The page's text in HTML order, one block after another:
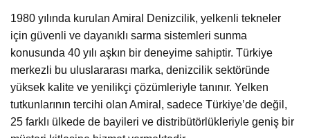
1980 yılında kurulan Amiral Denizcilik, yelkenli tekneler
için güvenli ve dayanıklı sarma sistemleri sunma
konusunda 40 yılı aşkın bir deneyime sahiptir. Türkiye
merkezli bu uluslararası marka, denizcilik sektöründe
yüksek kalite ve yenilikçi çözümleriyle tanınır. Yelken
tutkunlarının tercihi olan Amiral, sadece Türkiye’de değil,
25 farklı ülkede de bayileri ve distribütörlükleriyle geniş bir